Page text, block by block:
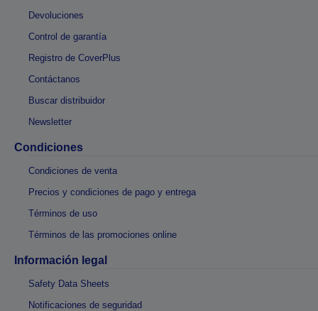
Devoluciones
Control de garantía
Registro de CoverPlus
Contáctanos
Buscar distribuidor
Newsletter
Condiciones
Condiciones de venta
Precios y condiciones de pago y entrega
Términos de uso
Términos de las promociones online
Información legal
Safety Data Sheets
Notificaciones de seguridad